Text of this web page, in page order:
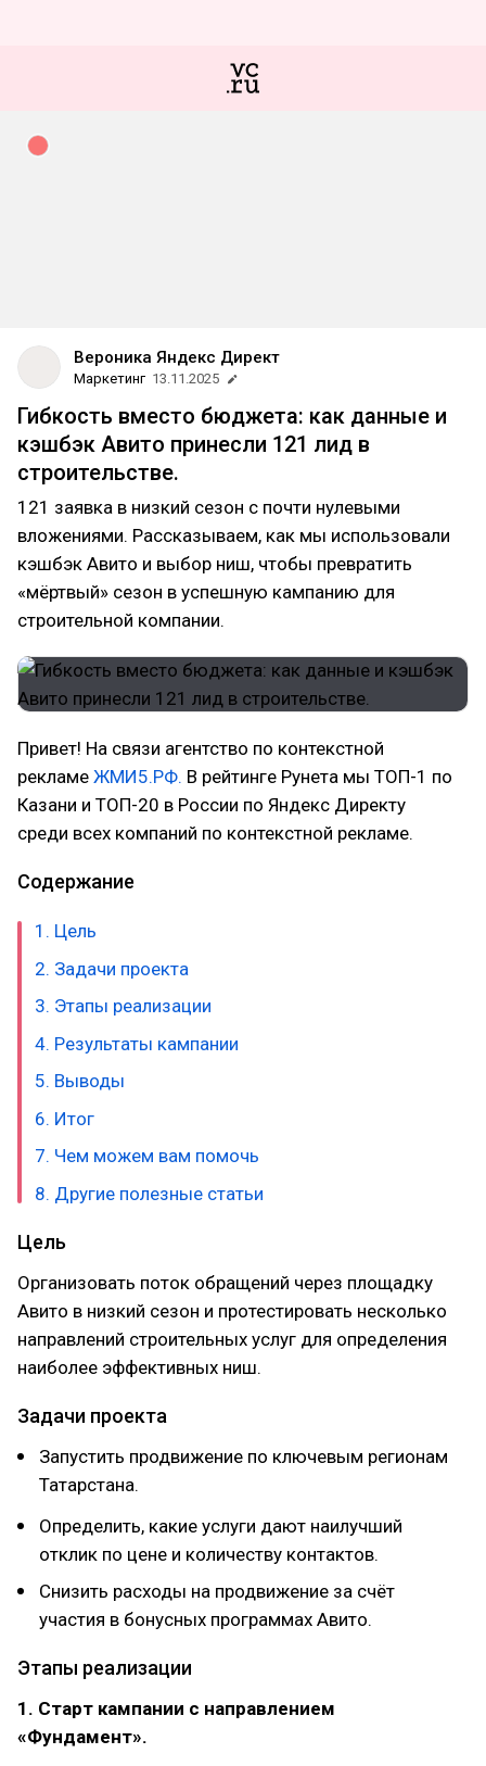
Вероника Яндекс Директ
Маркетинг 13.11.2025
Гибкость вместо бюджета: как данные и
кэшбэк Авито принесли 121 лид в
строительстве.
121 заявка в низкий сезон с почти нулевыми
вложениями. Рассказываем, как мы использовали
кэшбэк Авито и выбор ниш, чтобы превратить
«мёртвый» сезон в успешную кампанию для
строительной компании.
Привет! На связи агентство по контекстной
рекламе ЖМИ5.РФ. В рейтинге Рунета мы ТОП-1 по
Казани и ТОП-20 в России по Яндекс Директу
среди всех компаний по контекстной рекламе.
Содержание
1. Цель
2. Задачи проекта
3. Этапы реализации
4. Результаты кампании
5. Выводы
6. Итог
7. Чем можем вам помочь
8. Другие полезные статьи
Цель
Организовать поток обращений через площадку
Авито в низкий сезон и протестировать несколько
направлений строительных услуг для определения
наиболее эффективных ниш.
Задачи проекта
Запустить продвижение по ключевым регионам
Татарстана.
Определить, какие услуги дают наилучший
отклик по цене и количеству контактов.
Снизить расходы на продвижение за счёт
участия в бонусных программах Авито.
Этапы реализации
1. Старт кампании с направлением
«Фундамент».